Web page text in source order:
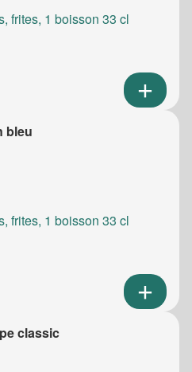
frites, 1 boisson 33 cl
bleu
frites, 1 boisson 33 cl
classic